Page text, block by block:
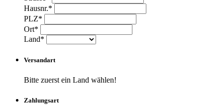
Hausnr.*
PLZ*
Ort*
Land*
Versandart
Bitte zuerst ein Land wählen!
Zahlungsart